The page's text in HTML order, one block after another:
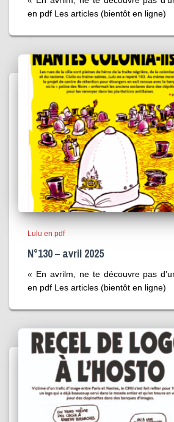
en pdf Les articles (bientôt en ligne)
Lulu en pdf
N°130 – avril 2025
« En avrilm, ne te découvre pas
en pdf Les articles (bientôt en ligne)